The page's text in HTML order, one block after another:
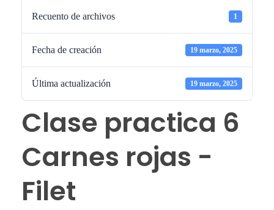
Recuento de archivos 1
Fecha de creación 19 marzo, 2025
Última actualización 19 marzo, 2025
Clase practica 6
Carnes rojas -
Filet